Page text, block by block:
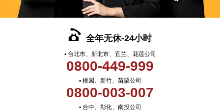
全年无休-24小时
▪ 台北市、新北市、宜兰、花莲公司
0800-449-999
▪ 桃园、新竹、苗栗公司
0800-003-007
▪ 台中、彰化、南投公司